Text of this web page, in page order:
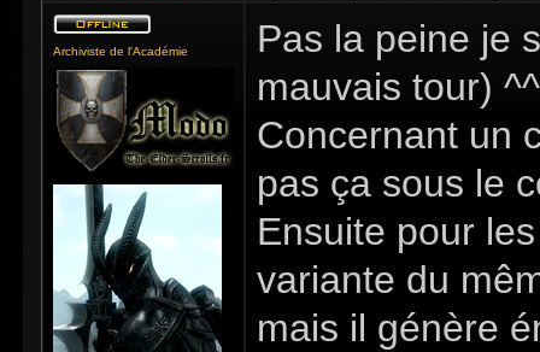
Archiviste de l'Académie
Pas la peine je
mauvais tour) ^^
Concernant un
pas ça sous le
Ensuite pour
variante du
mais il génère